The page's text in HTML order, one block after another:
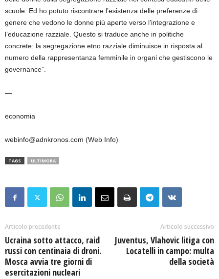
scuole. Ed ho potuto riscontrare l’esistenza delle preferenze di
genere che vedono le donne più aperte verso l’integrazione e
l’educazione razziale. Questo si traduce anche in politiche
concrete: la segregazione etno razziale diminuisce in risposta al
numero della rappresentanza femminile in organi che gestiscono le
governance”.
—
economia
webinfo@adnkronos.com (Web Info)
TAGS ULTIMORA
Articolo precedente
Ucraina sotto attacco, raid
russi con centinaia di droni.
Mosca avvia tre giorni di
esercitazioni nucleari
Articolo successivo
Juventus, Vlahovic litiga con
Locatelli in campo: multa
della società